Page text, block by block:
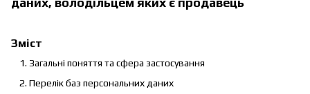
Зміст
Загальні поняття та сфера застосування
Перелік баз персональних даних